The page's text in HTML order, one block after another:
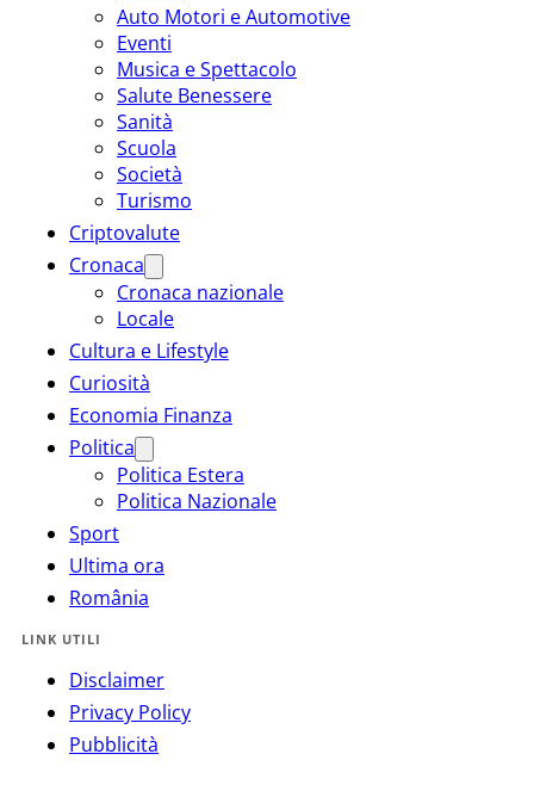
Auto Motori e Automotive
Eventi
Musica e Spettacolo
Salute Benessere
Sanità
Scuola
Società
Turismo
Criptovalute
Cronaca
Cronaca nazionale
Locale
Cultura e Lifestyle
Curiosità
Economia Finanza
Politica
Politica Estera
Politica Nazionale
Sport
Ultima ora
România
LINK UTILI
Disclaimer
Privacy Policy
Pubblicità